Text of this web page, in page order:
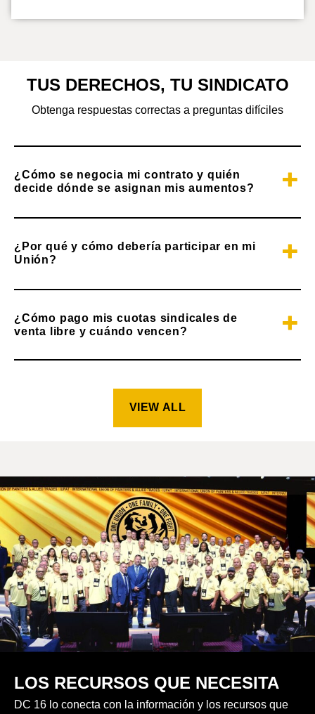
TUS DERECHOS, TU SINDICATO
Obtenga respuestas correctas a preguntas difíciles
¿Cómo se negocia mi contrato y quién
decide dónde se asignan mis aumentos?
¿Por qué y cómo debería participar en mi
Unión?
¿Cómo pago mis cuotas sindicales de
venta libre y cuándo vencen?
VIEW ALL
LOS RECURSOS QUE NECESITA
DC 16 lo conecta con la información y los recursos que